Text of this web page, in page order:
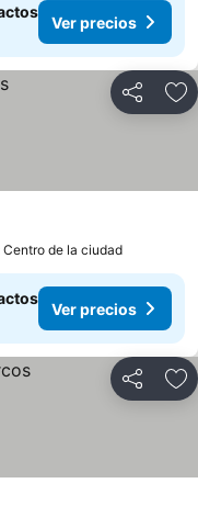
Ver precios
Compartir
Centro de la ciudad
Ver precios
Compartir